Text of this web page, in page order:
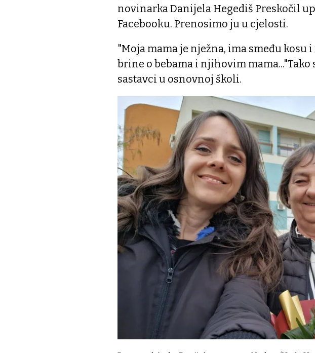
novinarka Danijela Hegediš Preskočil
Facebooku. Prenosimo ju u cjelosti.
"Moja mama je nježna, ima smeđu kosu
brine o bebama i njihovim
sastavci u osnovnoj školi.